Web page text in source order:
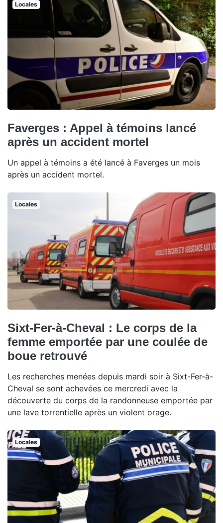
Locales
Faverges : Appel à témoins lancé
après un accident mortel
Un appel à témoins a été lancé à Faverges un mois
après un accident mortel.
Locales
Sixt-Fer-à-Cheval : Le corps de la
femme emportée par une coulée de
boue retrouvé
Les recherches menées depuis mardi soir à Sixt-Fer-à-
Cheval se sont achevées ce mercredi avec la
découverte du corps de la randonneuse emportée par
une lave torrentielle après un violent orage.
Locales